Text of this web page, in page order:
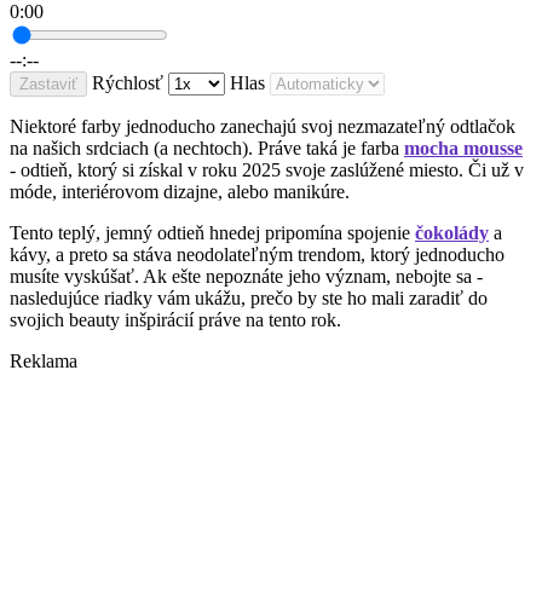
0:00
--:--
Zastaviť Rýchlosť Hlas
Niektoré farby jednoducho zanechajú svoj nezmazateľný odtlačok
na našich srdciach (a nechtoch). Práve taká je farba mocha mousse
- odtieň, ktorý si získal v roku 2025 svoje zaslúžené miesto. Či už v
móde, interiérovom dizajne, alebo manikúre.
Tento teplý, jemný odtieň hnedej pripomína spojenie čokolády a
kávy, a preto sa stáva neodolateľným trendom, ktorý jednoducho
musíte vyskúšať. Ak ešte nepoznáte jeho význam, nebojte sa -
nasledujúce riadky vám ukážu, prečo by ste ho mali zaradiť do
svojich beauty inšpirácií práve na tento rok.
Reklama